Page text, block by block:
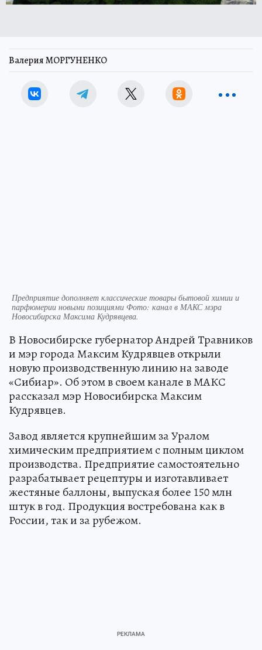
Валерия МОРГУНЕНКО
Предприятие дополняет классические товары бытовой химии и
парфюмерии новыми позициями Фото: канал в МАКС мэра
Новосибирска Максима Кудрявцева.
В Новосибирске губернатор Андрей Травников
и мэр города Максим Кудрявцев открыли
новую производственную линию на заводе
«Сибиар». Об этом в своем канале в МАКС
рассказал мэр Новосибирска Максим
Кудрявцев.
Завод является крупнейшим за Уралом
химическим предприятием с полным циклом
производства. Предприятие самостоятельно
разрабатывает рецептуры и изготавливает
жестяные баллоны, выпуская более 150 млн
штук в год. Продукция востребована как в
России, так и за рубежом.